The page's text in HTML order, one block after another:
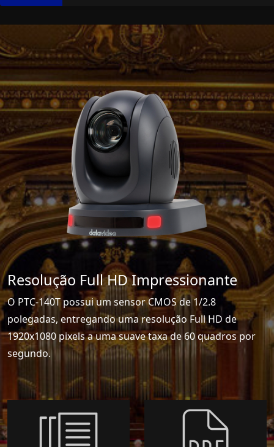
Resolução Full HD Impressionante
O PTC-140T possui um sensor CMOS de 1/2.8
polegadas, entregando uma resolução Full HD de
1920x1080 pixels a uma suave taxa de 60 quadros por
segundo.